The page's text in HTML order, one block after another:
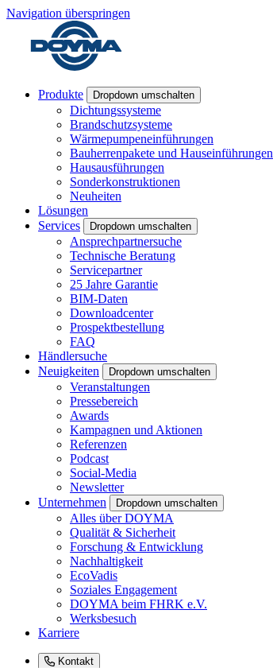
Navigation überspringen
Produkte Dropdown umschalten
Dichtungssysteme
Brandschutzsysteme
Wärmepumpeneinführungen
Bauherrenpakete und Hauseinführungen
Hausausführungen
Sonderkonstruktionen
Neuheiten
Lösungen
Services
Dropdown umschalten
Ansprechpartnersuche
Technische Beratung
Servicepartner
25 Jahre Garantie
BIM-Daten
Downloadcenter
Prospektbestellung
FAQ
Händlersuche
Neuigkeiten
Dropdown umschalten
Veranstaltungen
Pressebereich
Awards
Kampagnen und Aktionen
Referenzen
Podcast
Social-Media
Newsletter
Unternehmen
Dropdown umschalten
Alles über DOYMA
Qualität & Sicherheit
Forschung & Entwicklung
Nachhaltigkeit
EcoVadis
Soziales Engagement
DOYMA beim FHRK e.V.
Werksbesuch
Karriere
Kontakt